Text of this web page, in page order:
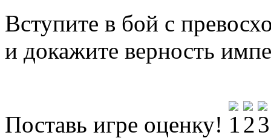
Вступите в бой с
и докажите верность
Поставь игре оценку!